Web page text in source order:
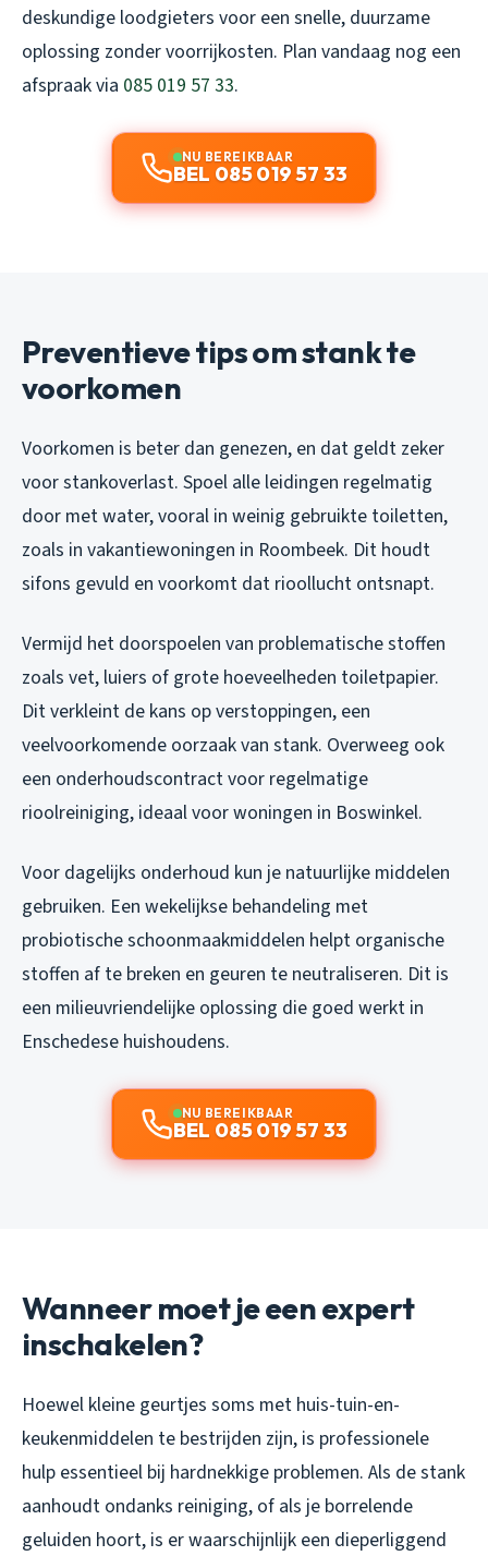
deskundige loodgieters voor een snelle, duurzame
oplossing zonder voorrijkosten. Plan vandaag nog een
afspraak via 085 019 57 33.
NU BEREIKBAAR
BEL 085 019 57 33
Preventieve tips om stank te
voorkomen
Voorkomen is beter dan genezen, en dat geldt zeker
voor stankoverlast. Spoel alle leidingen regelmatig
door met water, vooral in weinig gebruikte toiletten,
zoals in vakantiewoningen in Roombeek. Dit houdt
sifons gevuld en voorkomt dat rioollucht ontsnapt.
Vermijd het doorspoelen van problematische stoffen
zoals vet, luiers of grote hoeveelheden toiletpapier.
Dit verkleint de kans op verstoppingen, een
veelvoorkomende oorzaak van stank. Overweeg ook
een onderhoudscontract voor regelmatige
rioolreiniging, ideaal voor woningen in Boswinkel.
Voor dagelijks onderhoud kun je natuurlijke middelen
gebruiken. Een wekelijkse behandeling met
probiotische schoonmaakmiddelen helpt organische
stoffen af te breken en geuren te neutraliseren. Dit is
een milieuvriendelijke oplossing die goed werkt in
Enschedese huishoudens.
NU BEREIKBAAR
BEL 085 019 57 33
Wanneer moet je een expert
inschakelen?
Hoewel kleine geurtjes soms met huis-tuin-en-
keukenmiddelen te bestrijden zijn, is professionele
hulp essentieel bij hardnekkige problemen. Als de stank
aanhoudt ondanks reiniging, of als je borrelende
geluiden hoort, is er waarschijnlijk een dieperliggend